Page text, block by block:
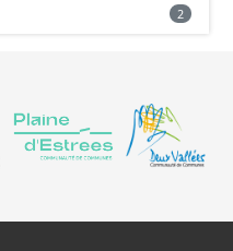
2